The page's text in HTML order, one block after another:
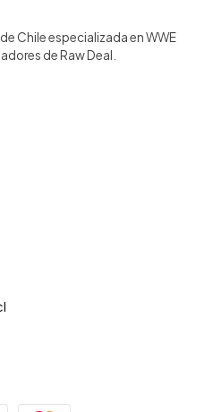
Chile especializada en WWE
de Raw Deal.